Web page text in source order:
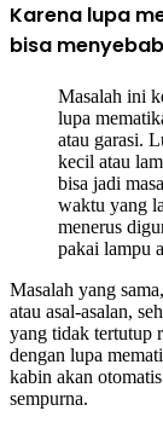
Karena lupa
bisa
Masalah ini
lupa
atau garasi.
kecil atau
bisa jadi
waktu yang
menerus
pakai lampu
Masalah yang
atau asal-asalan,
yang tidak tertutup
dengan lupa
kabin akan
sempurna.